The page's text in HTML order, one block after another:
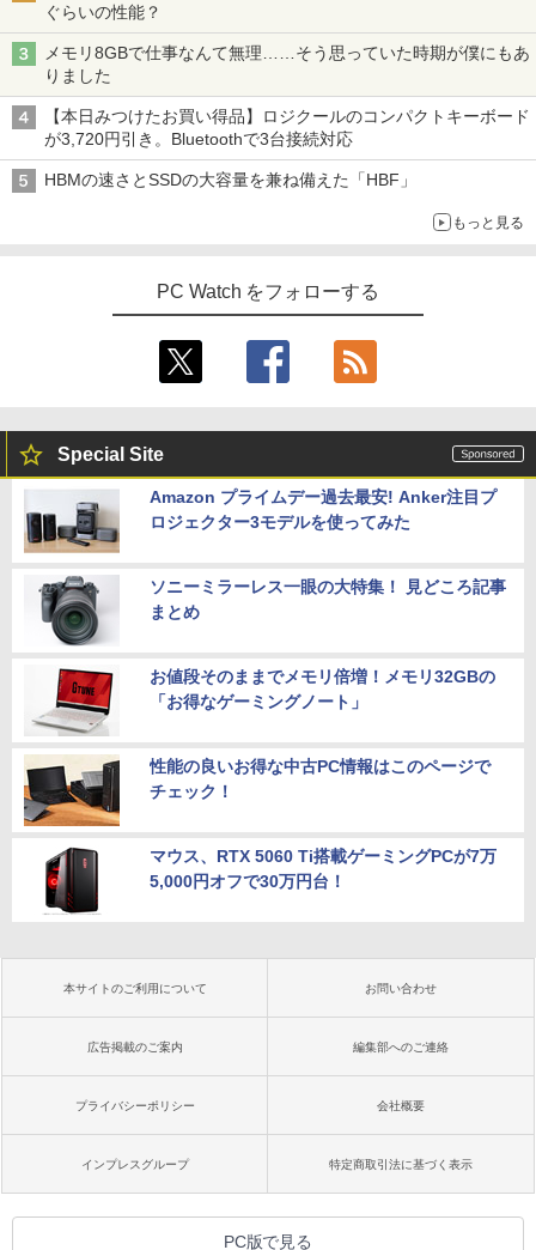
ぐらいの性能？
メモリ8GBで仕事なんて無理……そう思っていた時期が僕にもあ
りました
【本日みつけたお買い得品】ロジクールのコンパクトキーボード
が3,720円引き。Bluetoothで3台接続対応
HBMの速さとSSDの大容量を兼ね備えた「HBF」
もっと見る
PC Watch をフォローする
Special Site
Amazon プライムデー過去最安! Anker注目プ
ロジェクター3モデルを使ってみた
ソニーミラーレス一眼の大特集！ 見どころ記事
まとめ
お値段そのままでメモリ倍増！メモリ32GBの
「お得なゲーミングノート」
性能の良いお得な中古PC情報はこのページで
チェック！
マウス、RTX 5060 Ti搭載ゲーミングPCが7万
5,000円オフで30万円台！
本サイトのご利用について お問い合わせ
広告掲載のご案内 編集部へのご連絡
プライバシーポリシー 会社概要
インプレスグループ 特定商取引法に基づく表示
PC版で見る